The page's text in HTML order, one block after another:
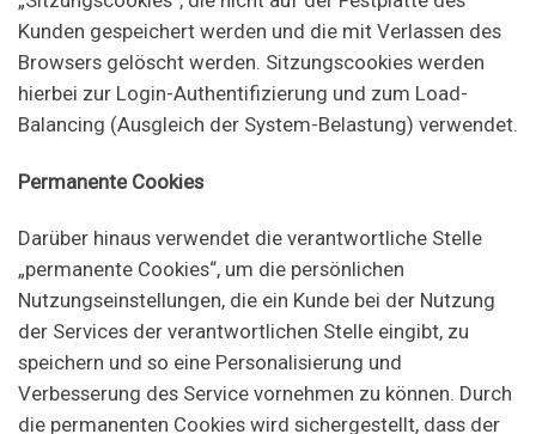
Kunden gespeichert werden und die mit Verlassen des
Browsers gelöscht werden. Sitzungscookies werden
hierbei zur Login-Authentifizierung und zum Load-
Balancing (Ausgleich der System-Belastung) verwendet.
Permanente Cookies
Darüber hinaus verwendet die verantwortliche Stelle
„permanente Cookies“, um die persönlichen
Nutzungseinstellungen, die ein Kunde bei der Nutzung
der Services der verantwortlichen Stelle eingibt, zu
speichern und so eine Personalisierung und
Verbesserung des Service vornehmen zu können. Durch
die permanenten Cookies wird sichergestellt, dass der